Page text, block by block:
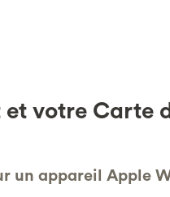
votre Carte
un appareil Apple